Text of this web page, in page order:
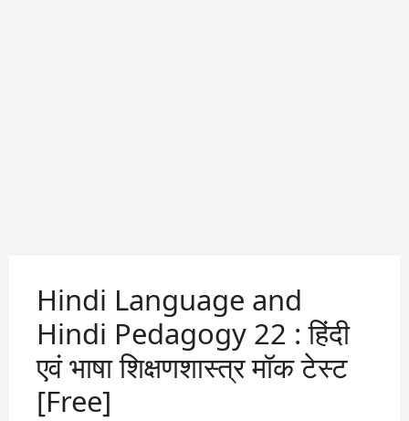
Hindi Language and
Hindi Pedagogy 22 : हिंदी
एवं भाषा शिक्षणशास्त्र मॉक टेस्ट
[Free]